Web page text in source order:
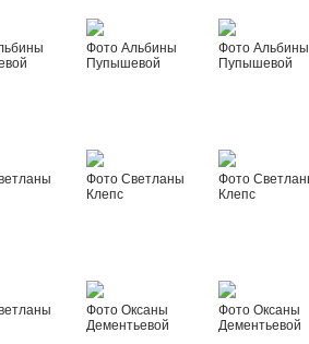
Фото Альбины
Пупышевой
Фото Альбины
Пупышевой
Фото Светланы
Клепс
Фото
Клепс
Фото Оксаны
Дементьевой
Фото Оксаны
Дементьевой